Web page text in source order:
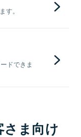
す。
ドできま
さま向け